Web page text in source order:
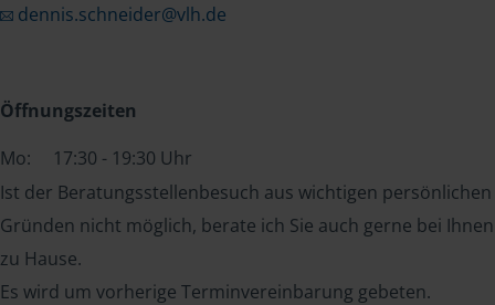
dennis.schneider@vlh.de
Öffnungszeiten
Mo:
17:30 - 19:30 Uhr
Ist der Beratungsstellenbesuch aus wichtigen persönlichen
Gründen nicht möglich, berate ich Sie auch gerne bei Ihnen
zu Hause.
Es wird um vorherige Terminvereinbarung gebeten.